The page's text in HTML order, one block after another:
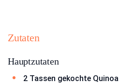
Zutaten
Hauptzutaten
2 Tassen gekochte Quinoa